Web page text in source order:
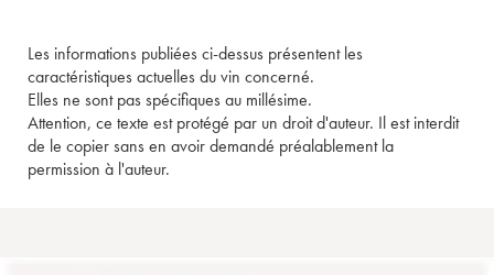
Les informations publiées ci-dessus présentent les
caractéristiques actuelles du vin concerné.
Elles ne sont pas spécifiques au millésime.
Attention, ce texte est protégé par un droit d'auteur. Il est interdit
de le copier sans en avoir demandé préalablement la
permission à l'auteur.